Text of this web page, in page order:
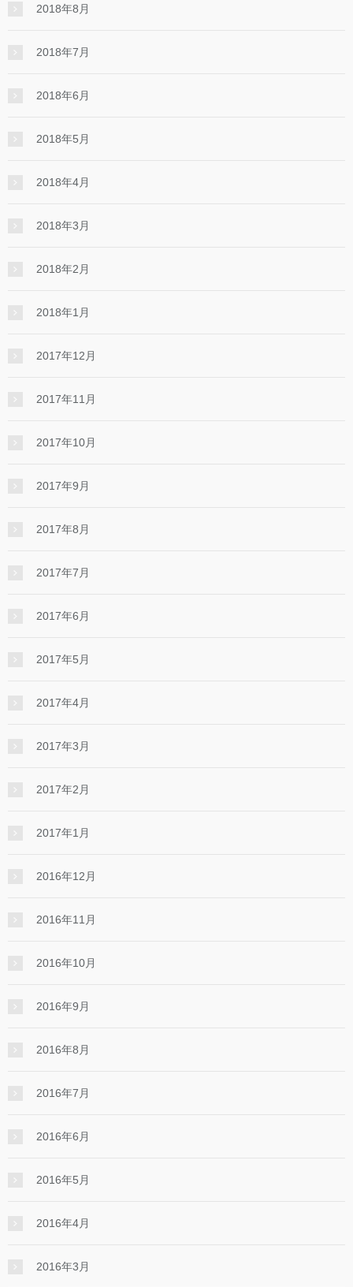
2018年8月
2018年7月
2018年6月
2018年5月
2018年4月
2018年3月
2018年2月
2018年1月
2017年12月
2017年11月
2017年10月
2017年9月
2017年8月
2017年7月
2017年6月
2017年5月
2017年4月
2017年3月
2017年2月
2017年1月
2016年12月
2016年11月
2016年10月
2016年9月
2016年8月
2016年7月
2016年6月
2016年5月
2016年4月
2016年3月